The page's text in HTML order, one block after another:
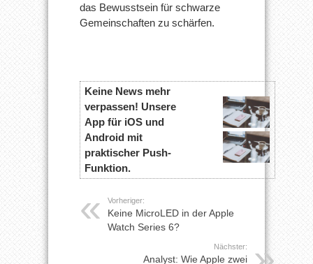
das Bewusstsein für schwarze
Gemeinschaften zu schärfen.
Keine News mehr
verpassen! Unsere
App für iOS und
Android mit
praktischer Push-
Funktion.
Vorheriger:
Keine MicroLED in der Apple
Watch Series 6?
Nächster:
Analyst: Wie Apple zwei